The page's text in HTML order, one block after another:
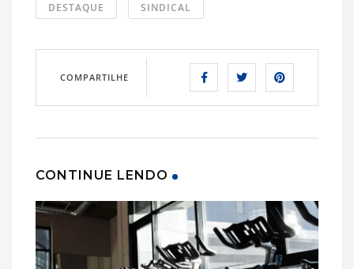
DESTAQUE SINDICAL
COMPARTILHE
CONTINUE LENDO